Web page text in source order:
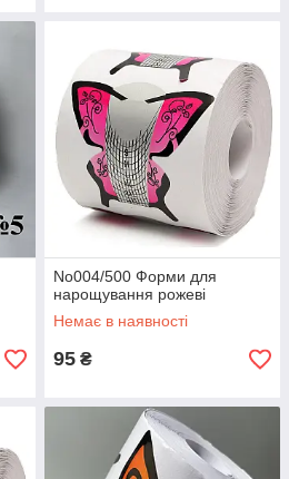
No004/500 Форми для
нарощування рожеві
Немає в наявності
95 ₴